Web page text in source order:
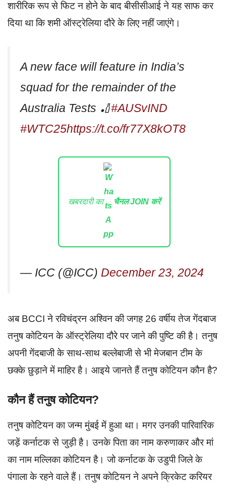
शारीरिक रूप से फिट न होने के बाद बीसीसीआई ने यह साफ कर
दिया था कि शमी ऑस्ट्रेलिया दौरे के लिए नहीं जाएंगे।
A new face will feature in India’s
squad for the remainder of the
Australia Tests 🏏#AUSvIND
#WTC25https://t.co/fr77X8kOT8
खबरदारी का चैनल JOIN करें
— ICC (@ICC) December 23, 2024
अब BCCI ने रविचंद्रन अश्विन की जगह 26 वर्षीय तेज गेंदबाज
तनुष कोटियन के ऑस्ट्रेलिया दौरे पर जाने की पुष्टि की है। तनुष
अपनी गेंदबाजी के साथ-साथ बल्लेबाजी से भी मेजबान टीम के
छक्के छुड़ाने में माहिर है। आइये जानते हैं तनुष कोटियन कौन है?
कौन हैं तनुष कोटियन?
तनुष कोटियन का जन्म मुंबई में हुआ था। मगर उनकी पारिवारिक
जड़ें कर्नाटक से जुड़ी है। उनके पिता का नाम करुणाकर और मां
का नाम मल्लिका कोटियन है। जो कर्नाटक के उडुपी जिले के
पंगाला के रहने वाले हैं। तनुष कोटियन ने अपने क्रिकेट करियर